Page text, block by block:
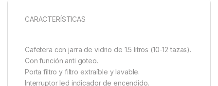
CARACTERÍSTICAS
Cafetera con jarra de vidrio de 1.5 litros (10-12 tazas).
Con función anti goteo.
Porta filtro y filtro extraíble y lavable.
Interruptor led indicador de encendido.